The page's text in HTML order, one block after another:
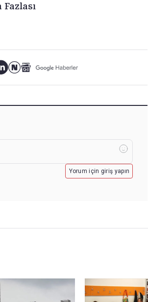
Yorum için giriş yapın